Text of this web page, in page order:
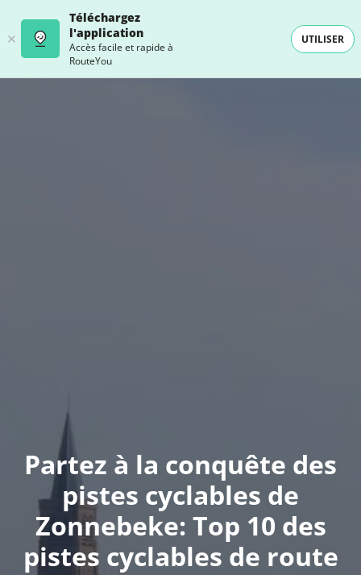
Téléchargez
l'application
Accès facile et rapide à
RouteYou
UTILISER
Partez à la conquête des
pistes cyclables de
Zonnebeke: Top 10 des
pistes cyclables de route